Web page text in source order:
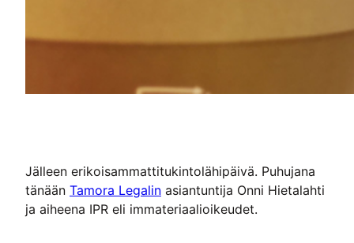
Jälleen erikoisammattitukintolähipäivä. Puhujana
tänään Tamora Legalin asiantuntija Onni Hietalahti
ja aiheena IPR eli immateriaalioikeudet.